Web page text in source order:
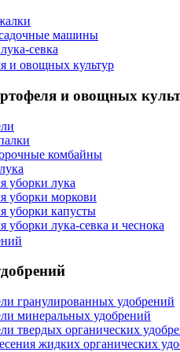
машины
севка
и овощных культур
и овощных
комбайны
уборки лука
уборки моркови
уборки капусты
уборки лука-севка и чеснока
гранулированных удобрений
минеральных удобрений
твердых органических
жидких органических